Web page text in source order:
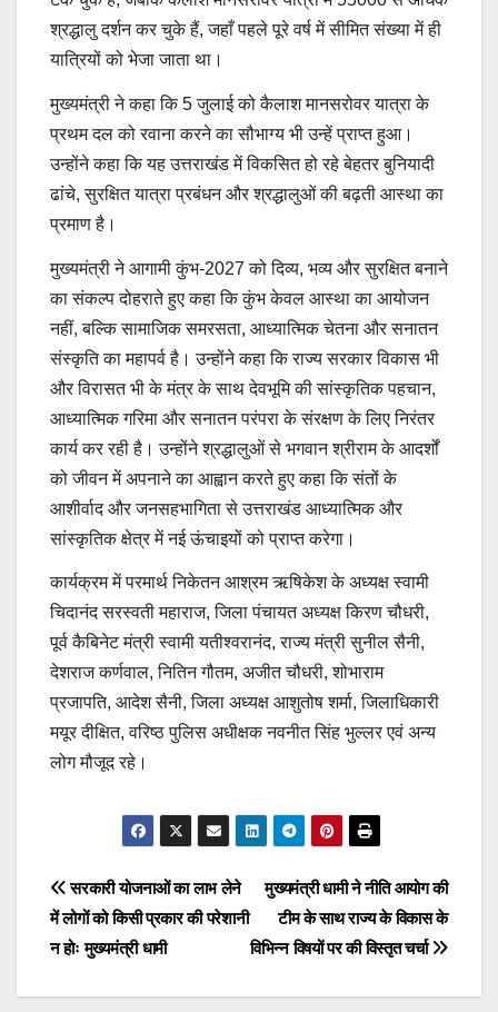
श्रद्धालु दर्शन कर चुके हैं, जहाँ पहले पूरे वर्ष में सीमित संख्या में ही
यात्रियों को भेजा जाता था।
मुख्यमंत्री ने कहा कि 5 जुलाई को कैलाश मानसरोवर यात्रा के
प्रथम दल को रवाना करने का सौभाग्य भी उन्हें प्राप्त हुआ।
उन्होंने कहा कि यह उत्तराखंड में विकसित हो रहे बेहतर बुनियादी
ढांचे, सुरक्षित यात्रा प्रबंधन और श्रद्धालुओं की बढ़ती आस्था का
प्रमाण है।
मुख्यमंत्री ने आगामी कुंभ-2027 को दिव्य, भव्य और सुरक्षित बनाने
का संकल्प दोहराते हुए कहा कि कुंभ केवल आस्था का आयोजन
नहीं, बल्कि सामाजिक समरसता, आध्यात्मिक चेतना और सनातन
संस्कृति का महापर्व है। उन्होंने कहा कि राज्य सरकार विकास भी
और विरासत भी के मंत्र के साथ देवभूमि की सांस्कृतिक पहचान,
आध्यात्मिक गरिमा और सनातन परंपरा के संरक्षण के लिए निरंतर
कार्य कर रही है। उन्होंने श्रद्धालुओं से भगवान श्रीराम के आदर्शों
को जीवन में अपनाने का आह्वान करते हुए कहा कि संतों के
आशीर्वाद और जनसहभागिता से उत्तराखंड आध्यात्मिक और
सांस्कृतिक क्षेत्र में नई ऊंचाइयों को प्राप्त करेगा।
कार्यक्रम में परमार्थ निकेतन आश्रम ऋषिकेश के अध्यक्ष स्वामी
चिदानंद सरस्वती महाराज, जिला पंचायत अध्यक्ष किरण चौधरी,
पूर्व कैबिनेट मंत्री स्वामी यतीश्वरानंद, राज्य मंत्री सुनील सैनी,
देशराज कर्णवाल, नितिन गौतम, अजीत चौधरी, शोभाराम
प्रजापति, आदेश सैनी, जिला अध्यक्ष आशुतोष शर्मा, जिलाधिकारी
मयूर दीक्षित, वरिष्ठ पुलिस अधीक्षक नवनीत सिंह भुल्लर एवं अन्य
लोग मौजूद रहे।
Post
navigation
Post
navigation
मुख्यमंत्री धामी ने नीति आयोग की
टीम के साथ राज्य के विकास के
विभिन्न विषयों पर की विस्तृत चर्चा
सरकारी योजनाओं का लाभ लेने
में लोगों को किसी प्रकार की परेशानी
न होः मुख्यमंत्री धामी